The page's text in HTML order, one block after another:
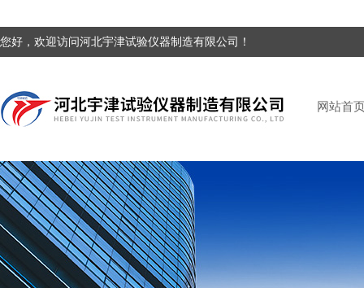
您好，欢迎访问河北宇津试验仪器制造有限公司！
网站首